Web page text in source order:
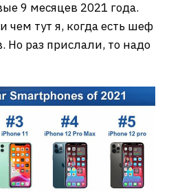
9 месяцев 2021 года.
чем тут я, когда есть шеф
Но раз прислали, то надо